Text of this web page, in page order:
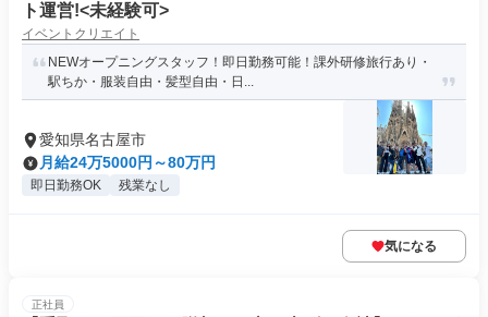
ト運営!<未経験可>
イベントクリエイト
NEWオープニングスタッフ！即日勤務可能！課外研修旅行あり・
駅ちか・服装自由・髪型自由・日...
愛知県名古屋市
月給24万5000円～80万円
即日勤務OK 残業なし
気になる
正社員